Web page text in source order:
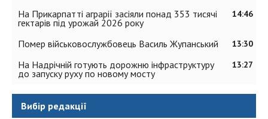
14:46
На Прикарпатті аграрії засіяли понад 353 тисячі
гектарів під урожай 2026 року
13:30
Помер військовослужбовець Василь Жупанський
13:27
На Надрічній готують дорожню інфраструктуру
до запуску руху по новому мосту
Вибір редакції